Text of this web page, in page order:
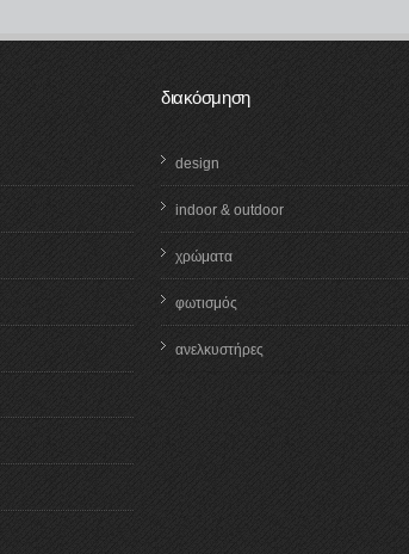
διακόσμηση
design
indoor & outdoor
χρώματα
φωτισμός
ανελκυστήρες